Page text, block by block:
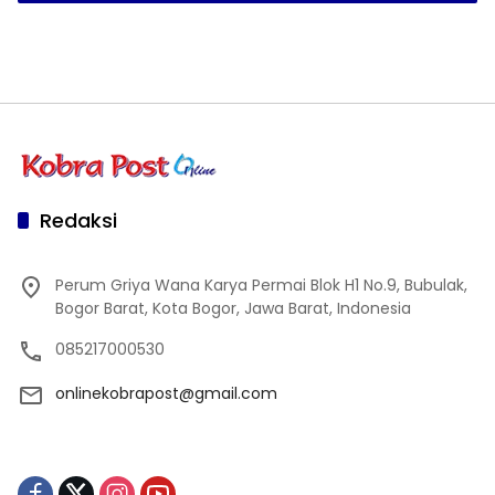
Redaksi
Perum Griya Wana Karya Permai Blok H1 No.9, Bubulak,
Bogor Barat, Kota Bogor, Jawa Barat, Indonesia
085217000530
onlinekobrapost@gmail.com